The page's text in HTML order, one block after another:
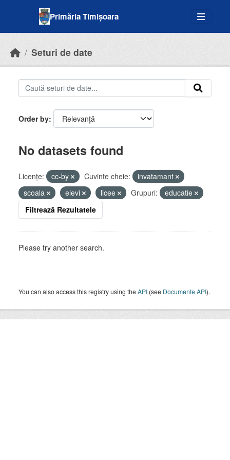
Primăria Timișoara
Seturi de date
Order by
No datasets found
Licenţe: cc-by Cuvinte cheie:
invatamant
scoala
elevi licee Grupuri:
educatie
Filtrează Rezultatele
Please try another search.
You can also access this registry using theAPI (see Documente API).